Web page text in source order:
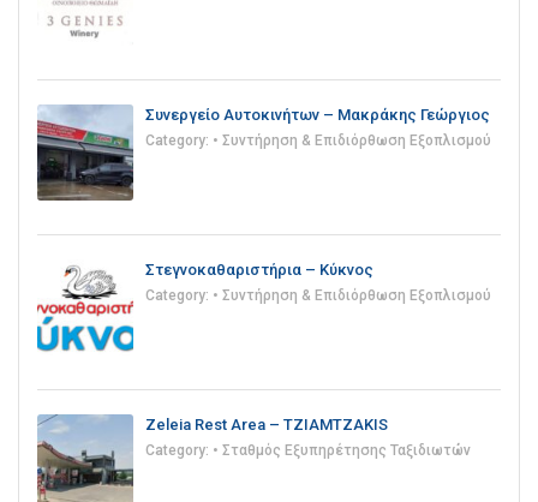
Συνεργείο Αυτοκινήτων – Μακράκης Γεώργιος
Category: • Συντήρηση & Επιδιόρθωση Εξοπλισμού
Στεγνοκαθαριστήρια – Κύκνος
Category: • Συντήρηση & Επιδιόρθωση Εξοπλισμού
Zeleia Rest Area – TZIAMTZAKIS
Category: • Σταθμός Εξυπηρέτησης Ταξιδιωτών